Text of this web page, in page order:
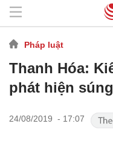
Pháp luật
Thanh Hóa:
phát hiện
24/08/2019 - 17:07